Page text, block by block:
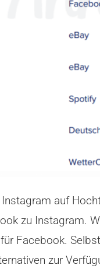
auf
zu Instagram.
Facebook.
zur